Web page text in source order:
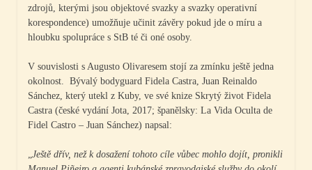
zdrojů, kterými jsou objektové svazky a svazky operativní
korespondence) umožňuje učinit závěry pokud jde o míru a
hloubku spolupráce s StB té či oné osoby.
V souvislosti s Augusto Olivaresem stojí za zmínku ještě jedna
okolnost. Bývalý bodyguard Fidela Castra, Juan Reinaldo
Sánchez, který utekl z Kuby, ve své knize Skrytý život Fidela
Castra (české vydání Jota, 2017; španělsky: La Vida Oculta de
Fidel Castro – Juan Sánchez) napsal:
„Ještě dřív, než k dosažení tohoto cíle vůbec mohlo dojít, pronikli